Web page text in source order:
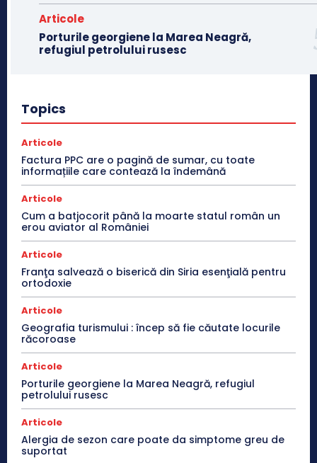
Articole
Porturile georgiene la Marea Neagră,
refugiul petrolului rusesc
Topics
Articole
Factura PPC are o pagină de sumar, cu toate
informațiile care contează la îndemână
Articole
Cum a batjocorit până la moarte statul român un
erou aviator al României
Articole
Franţa salvează o biserică din Siria esenţială pentru
ortodoxie
Articole
Geografia turismului : încep să fie căutate locurile
răcoroase
Articole
Porturile georgiene la Marea Neagră, refugiul
petrolului rusesc
Articole
Alergia de sezon care poate da simptome greu de
suportat